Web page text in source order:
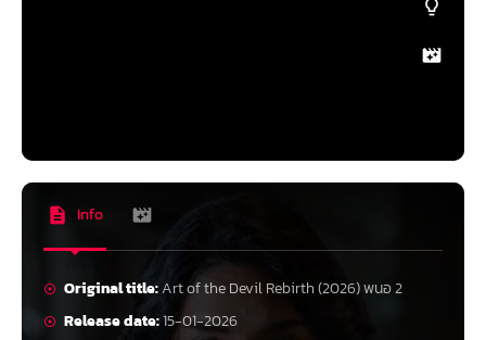
Info
Original title:Art of the Devil Rebirth (2026) พนอ 2
Release date:15-01-2026